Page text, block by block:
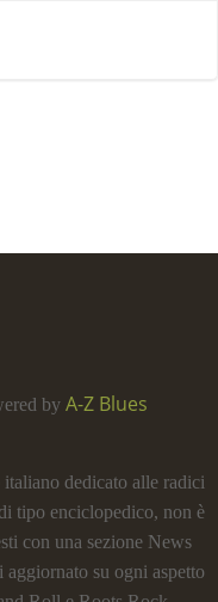
by A-Z Blues
dedicato alle radici
tipo enciclopedico, non è
con una sezione News
aggiornato su ogni aspetto